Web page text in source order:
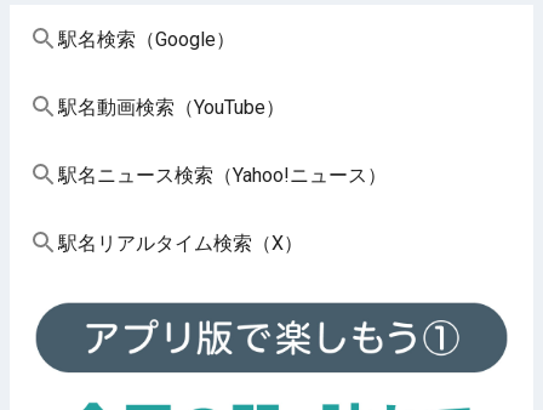
駅名検索（Google）
駅名動画検索（YouTube）
駅名ニュース検索（Yahoo!ニュース）
駅名リアルタイム検索（X）